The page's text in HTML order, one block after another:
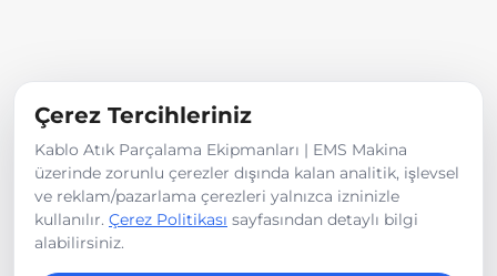
Ürün Görselleri
Çerez Tercihleriniz
Kablo Atık Parçalama Ekipmanları | EMS Makina
üzerinde zorunlu çerezler dışında kalan analitik, işlevsel
ve reklam/pazarlama çerezleri yalnızca izninizle
kullanılır. Çerez Politikası sayfasından detaylı bilgi
alabilirsiniz.